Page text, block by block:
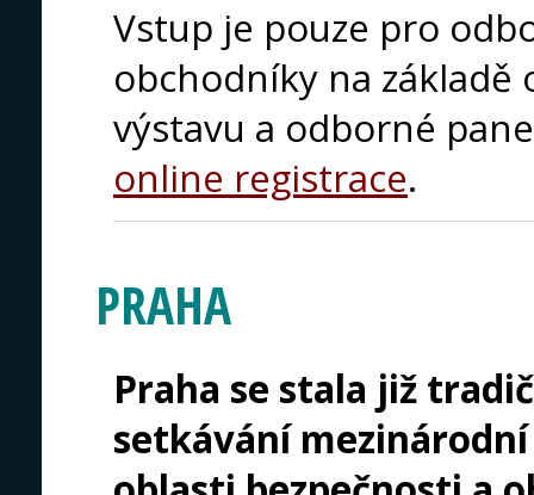
Vstup je pouze pro
obchodníky na základě
výstavu a odborné
online registrace.
PRAHA
Praha se stala již
setkávání